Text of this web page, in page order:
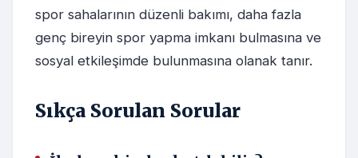
spor sahalarının düzenli bakımı, daha fazla
genç bireyin spor yapma imkanı bulmasına ve
sosyal etkileşimde bulunmasına olanak tanır.
Sıkça Sorulan Sorular